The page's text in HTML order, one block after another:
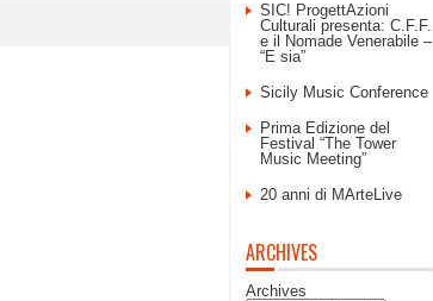
SIC! ProgettAzioni
Culturali presenta: C.F.F.
e il Nomade Venerabile –
“E sia”
Sicily Music Conference
Prima Edizione del
Festival “The Tower
Music Meeting”
20 anni di MArteLive
ARCHIVES
Archives